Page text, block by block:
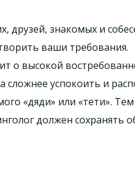
друзей, знакомых и
ваши требования.
о высокой
сложнее успокоить и
«дяди» или «тети».
должен